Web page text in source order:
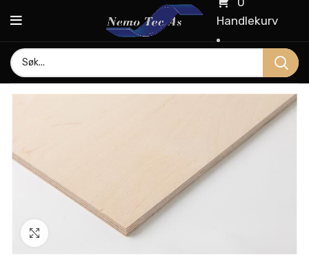
Handlekurv
Click to enlarge